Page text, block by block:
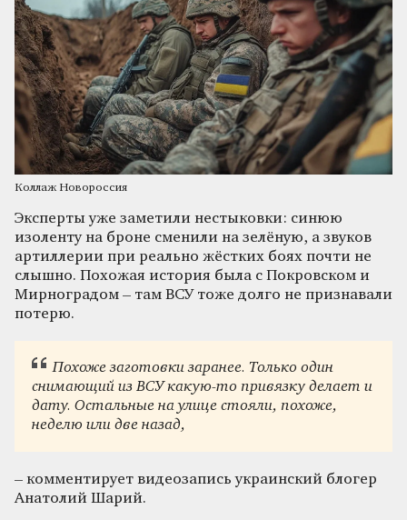
Коллаж Новороссия
Эксперты уже заметили нестыковки: синюю
изоленту на броне сменили на зелёную, а звуков
артиллерии при реально жёстких боях почти не
слышно. Похожая история была с Покровском и
Мирноградом – там ВСУ тоже долго не признавали
потерю.
Похоже заготовки заранее. Только один
снимающий из ВСУ какую-то привязку делает и
дату. Остальные на улице стояли, похоже,
неделю или две назад,
– комментирует видеозапись украинский блогер
Анатолий Шарий.